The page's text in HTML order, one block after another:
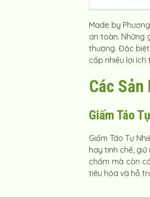
Made by Phương
an toàn. Những
thường. Đặc
cấp nhiều lợi ích
Các
Giấm Táo
Giấm Táo Tự
hay tinh chế,
chấm mà còn
tiêu hóa và hỗ